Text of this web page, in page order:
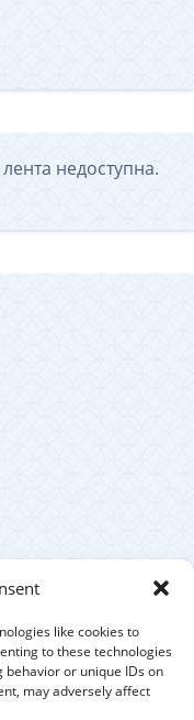
like cookies to
to these technologies
behavior or unique IDs on
may adversely affect
недоступна.
молодёжью в